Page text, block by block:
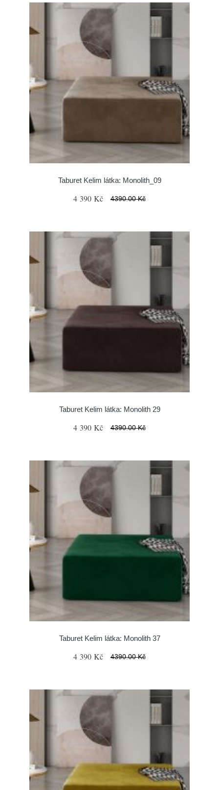
Taburet Kelim látka: Monolith_09
4 390 Kč 4390.00 Kč
Taburet Kelim látka: Monolith 29
4 390 Kč 4390.00 Kč
Taburet Kelim látka: Monolith 37
4 390 Kč 4390.00 Kč